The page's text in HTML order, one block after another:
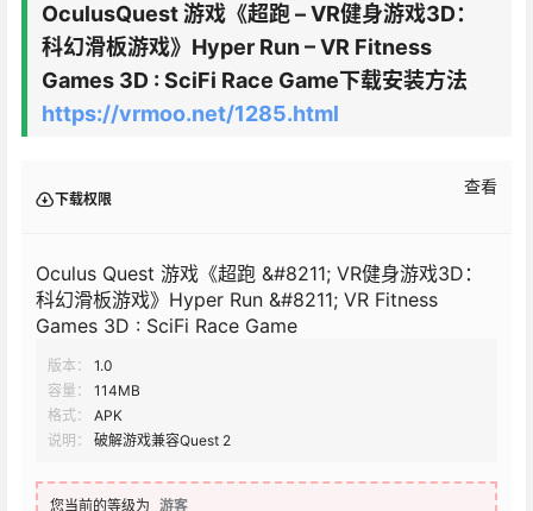
OculusQuest 游戏《超跑 – VR健身游戏3D：
科幻滑板游戏》Hyper Run – VR Fitness
Games 3D : SciFi Race Game下载安装方法
https://vrmoo.net/1285.html
下载权限
查看
Oculus Quest 游戏《超跑 &#8211; VR健身游戏3D：
科幻滑板游戏》Hyper Run &#8211; VR Fitness
Games 3D : SciFi Race Game
版本：
1.0
容量：
114MB
格式：
APK
说明：
破解游戏兼容Quest 2
您当前的等级为 游客